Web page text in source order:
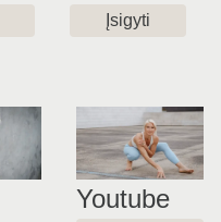
Įsigyti
Youtube